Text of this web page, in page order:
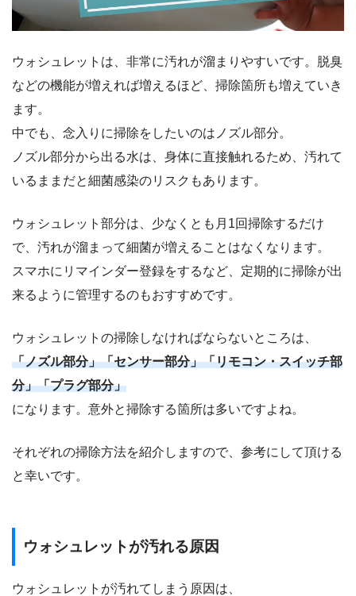
ウォシュレットは、非常に汚れが溜まりやすいです。脱臭
などの機能が増えれば増えるほど、掃除箇所も増えていき
ます。
中でも、念入りに掃除をしたいのはノズル部分。
ノズル部分から出る水は、身体に直接触れるため、汚れて
いるままだと細菌感染のリスクもあります。
ウォシュレット部分は、少なくとも月1回掃除するだけ
で、汚れが溜まって細菌が増えることはなくなります。
スマホにリマインダー登録をするなど、定期的に掃除が出
来るように管理するのもおすすめです。
ウォシュレットの掃除しなければならないところは、
「ノズル部分」「センサー部分」「リモコン・スイッチ部
分」「プラグ部分」
になります。意外と掃除する箇所は多いですよね。
それぞれの掃除方法を紹介しますので、参考にして頂ける
と幸いです。
ウォシュレットが汚れる原因
ウォシュレットが汚れてしまう原因は、